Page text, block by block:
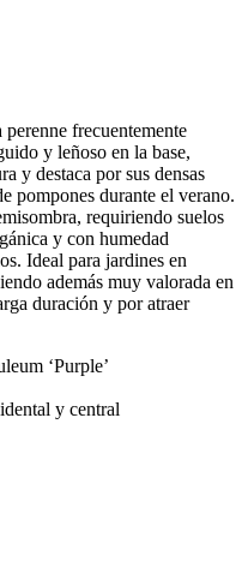
frecuentemente
y leñoso en la base,
y destaca por sus densas
pompones durante el verano.
requiriendo suelos
y con humedad
Ideal para jardines en
además muy valorada en
duración y por atraer
‘Purple’
y central